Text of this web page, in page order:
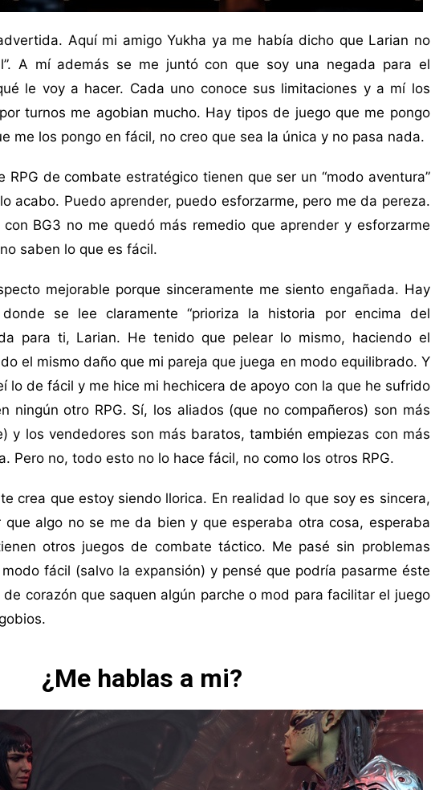
Aquí mi amigo Yukha ya me había dicho que Larian no
A mí además se me juntó con que soy una negada para el
le voy a hacer. Cada uno conoce sus limitaciones y a mí los
turnos me agobian mucho. Hay tipos de juego que me pongo
me los pongo en fácil, no creo que sea la única y no pasa nada.
RPG de combate estratégico tienen que ser un “modo aventura”
acabo. Puedo aprender, puedo esforzarme, pero me da pereza.
BG3 no me quedó más remedio que aprender y esforzarme
saben lo que es fácil.
mejorable porque sinceramente me siento engañada. Hay
se lee claramente “prioriza la historia por encima del
para ti, Larian. He tenido que pelear lo mismo, haciendo el
el mismo daño que mi pareja que juega en modo equilibrado. Y
lo de fácil y me hice mi hechicera de apoyo con la que he sufrido
ningún otro RPG. Sí, los aliados (que no compañeros) son más
y los vendedores son más baratos, también empiezas con más
Pero no, todo esto no lo hace fácil, no como los otros RPG.
crea que estoy siendo llorica. En realidad lo que soy es sincera,
algo no se me da bien y que esperaba otra cosa, esperaba
otros juegos de combate táctico. Me pasé sin problemas
modo fácil (salvo la expansión) y pensé que podría pasarme éste
de corazón que saquen algún parche o mod para facilitar el juego
¿Me hablas a mi?